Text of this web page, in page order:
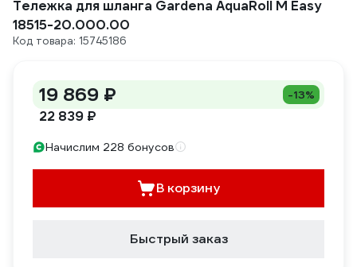
Тележка для шланга Gardena AquaRoll M Easy
18515-20.000.00
Код товара: 15745186
19 869 ₽ -13%
22 839 ₽
Начислим 228 бонусов
В корзину
Быстрый заказ